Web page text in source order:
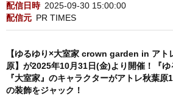
配信日時 2025-09-30 15:00:00
配信元 PR TIMES
【ゆるゆり×大室家 crown garden in アト
原】が2025年10月31日(金)より開催！『ゆ
『大室家』のキャラクターがアトレ秋葉原
の装飾をジャック！